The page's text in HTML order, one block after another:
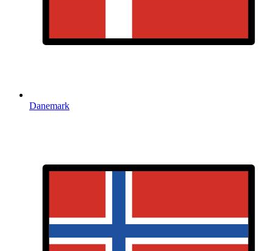
Danemark